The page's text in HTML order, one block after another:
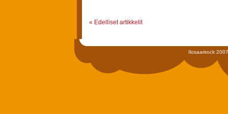
« Edelliset artikkelit
Ilosaarirock